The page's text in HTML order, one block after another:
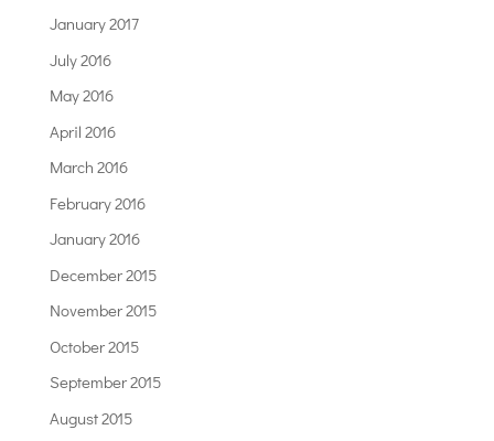
January 2017
July 2016
May 2016
April 2016
March 2016
February 2016
January 2016
December 2015
November 2015
October 2015
September 2015
August 2015